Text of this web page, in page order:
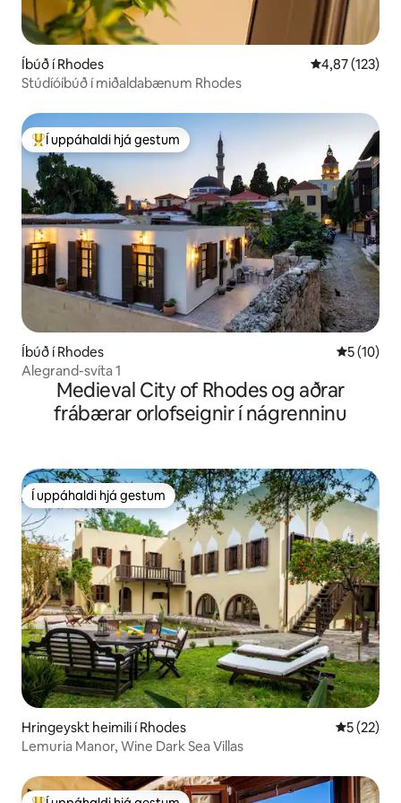
Íbúð í Rhodes 4,87 af 5 í
4,87 (123)
Stúdíóíbúð í miðaldabænum Rhodes
Í mestu uppáhaldi hjá gestum
Í uppáhaldi hjá gestum
Íbúð í Rhodes 5 af 5 í
5 (10)
Alegrand-svíta 1
Medieval City of Rhodes og aðrar
frábærar orlofseignir í nágrenninu
Í uppáhaldi hjá gestum
Í uppáhaldi hjá gestum
Hringeyskt heimili í Rhodes 5 af 5 í
5 (22)
Lemuria Manor, Wine Dark Sea Villas